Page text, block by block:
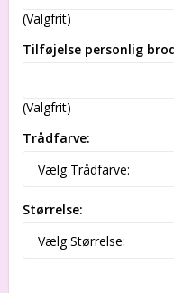
(Valgfrit)
Tilføjelse personlig
(Valgfrit)
Trådfarve:
Størrelse: